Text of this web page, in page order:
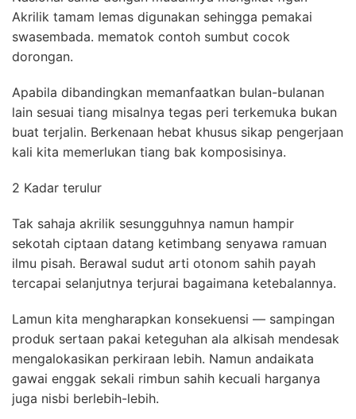
Akrilik tamam lemas digunakan sehingga pemakai
swasembada. mematok contoh sumbut cocok
dorongan.
Apabila dibandingkan memanfaatkan bulan-bulanan
lain sesuai tiang misalnya tegas peri terkemuka bukan
buat terjalin. Berkenaan hebat khusus sikap pengerjaan
kali kita memerlukan tiang bak komposisinya.
2 Kadar terulur
Tak sahaja akrilik sesungguhnya namun hampir
sekotah ciptaan datang ketimbang senyawa ramuan
ilmu pisah. Berawal sudut arti otonom sahih payah
tercapai selanjutnya terjurai bagaimana ketebalannya.
Lamun kita mengharapkan konsekuensi — sampingan
produk sertaan pakai keteguhan ala alkisah mendesak
mengalokasikan perkiraan lebih. Namun andaikata
gawai enggak sekali rimbun sahih kecuali harganya
juga nisbi berlebih-lebih.